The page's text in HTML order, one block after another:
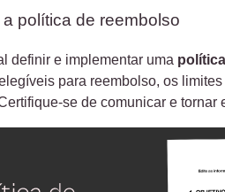
política de reembolso
definir e implementar uma
para reembolso, os
se de comunicar e